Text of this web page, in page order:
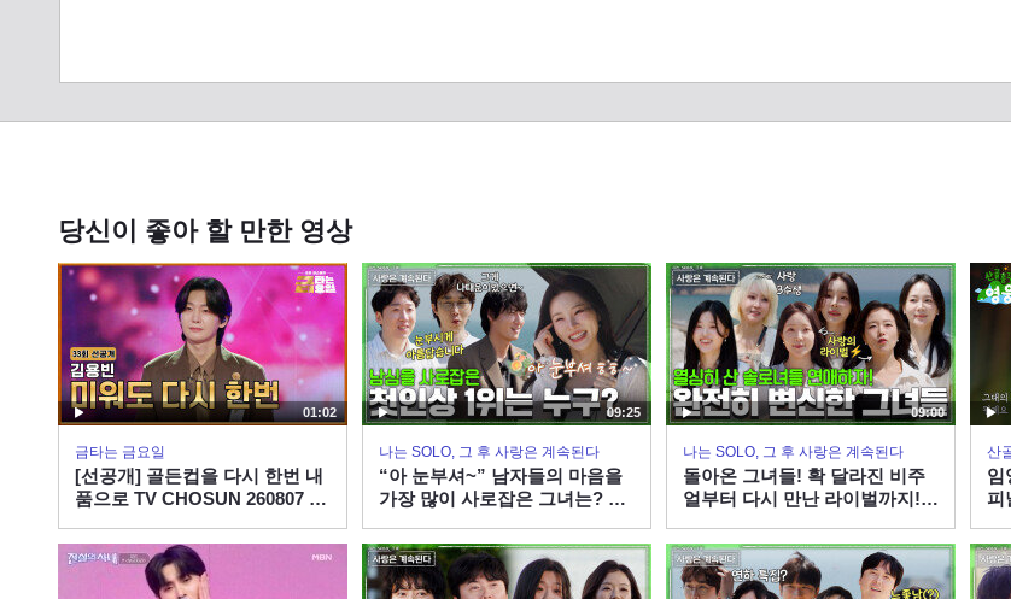
당신이 좋아 할 만한 영상
01:02
금타는 금요일
[선공개] 골든컵을 다시 한번 내
품으로 TV CHOSUN 260807 방
09:25
나는 SOLO, 그 후 사랑은 계속된다
“아 눈부셔~” 남자들의 마음을
가장 많이 사로잡은 그녀는? #
X ENAㅣ목요일 밤 10시 30분
09:00
나는 SOLO, 그 후 사랑은 계속된다
돌아온 그녀들! 확 달라진 비주
얼부터 다시 만난 라이벌까지! #
X ENAㅣ목요일 밤 10시 30분
산
임
피